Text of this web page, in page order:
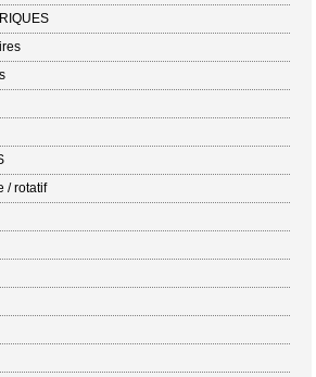
/ rotatif